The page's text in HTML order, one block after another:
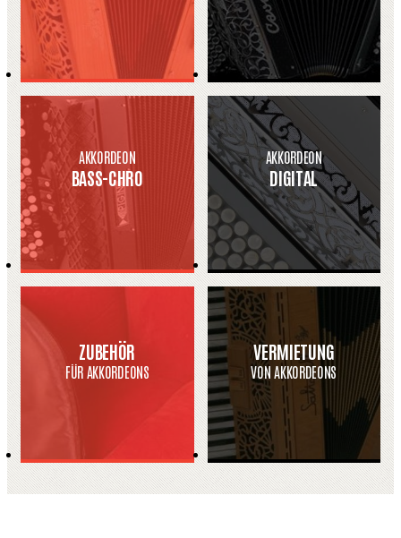
AKKORDEON
BASS-CHRO
AKKORDEON
DIGITAL
ZUBEHÖR
FÜR AKKORDEONS
VERMIETUNG
VON AKKORDEONS